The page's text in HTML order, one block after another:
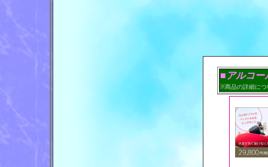
■アルコー
※商品の詳細につ